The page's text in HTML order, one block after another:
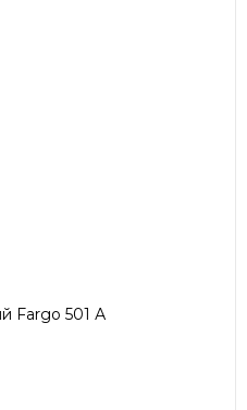
Fargo 501 А